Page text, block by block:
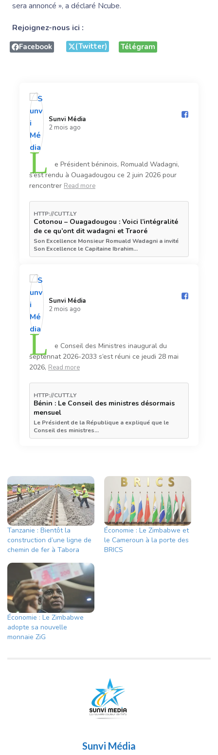
sera annoncé », a déclaré Ncube.
Rejoignez-nous ici :
Facebook (Twitter) Télégram
Sunvi Média️
2 mois ago
L
e Président béninois, Romuald Wadagni,
s’est rendu à Ouagadougou ce 2 juin 2026 pour
rencontrer Read more
HTTP://CUTT.LY
Cotonou – Ouagadougou : Voici l’intégralité
de ce qu’ont dit wadagni et Traoré
Son Excellence Monsieur Romuald Wadagni a invité
Son Excellence le Capitaine Ibrahim…
Sunvi Média️
2 mois ago
L
e Conseil des Ministres inaugural du
septennat 2026-2033 s’est réuni ce jeudi 28 mai
2026, Read more
HTTP://CUTT.LY
Bénin : Le Conseil des ministres désormais
mensuel
Le Président de la République a expliqué que le
Conseil des ministres…
Tanzanie : Bientôt la
construction d’une ligne de
chemin de fer à Tabora
Économie : Le Zimbabwe et
le Cameroun à la porte des
BRICS
Économie : Le Zimbabwe
adopte sa nouvelle
monnaie ZiG
Sunvi Média